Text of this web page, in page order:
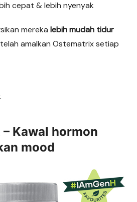
cepat & lebih nyenyak
merekalebih mudah tidur
amalkan Ostematrix setiap
Kawal hormon
mood